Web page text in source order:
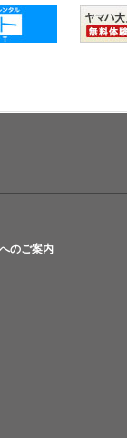
のご案内